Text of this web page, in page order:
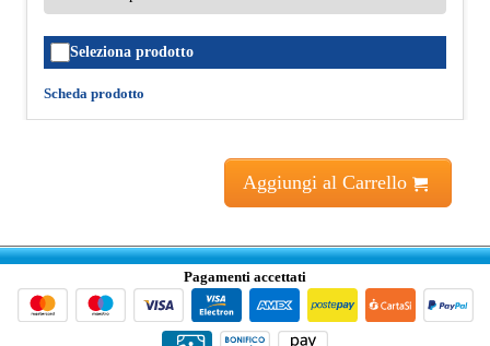
Seleziona prodotto
Scheda prodotto
Aggiungi al Carrello
Pagamenti accettati